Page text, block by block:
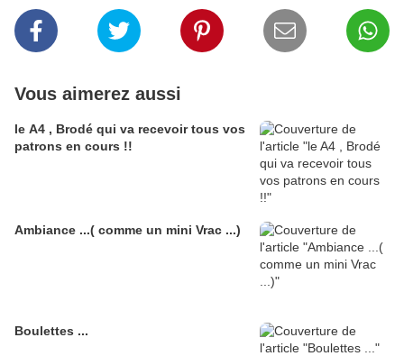
Vous aimerez aussi
le A4 , Brodé qui va recevoir tous vos
patrons en cours !!
Ambiance ...( comme un mini Vrac ...)
Boulettes ...